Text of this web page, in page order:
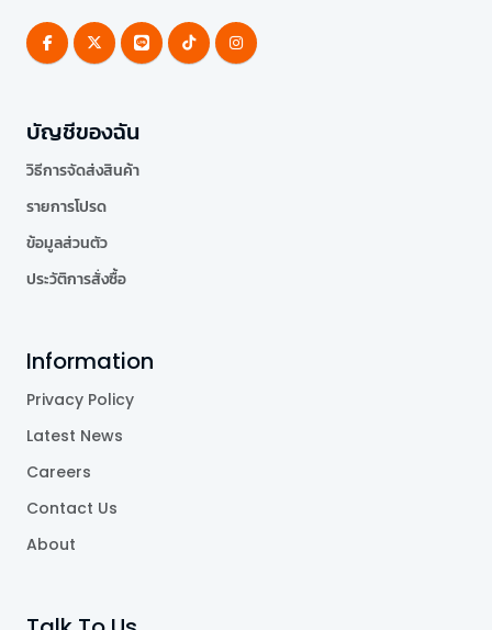
บัญชีของฉัน
วิธีการจัดส่งสินค้า
รายการโปรด
ข้อมูลส่วนตัว
ประวัติการสั่งซื้อ
Information
Privacy Policy
Latest News
Careers
Contact Us
About